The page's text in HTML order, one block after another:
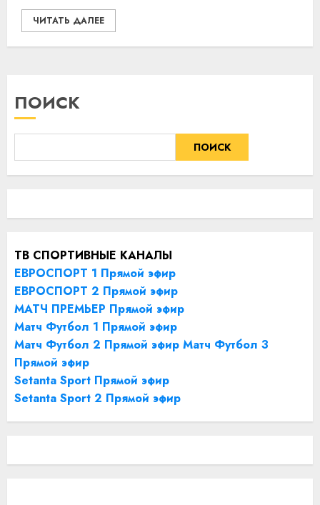
ЧИТАТЬ ДАЛЕЕ
ПОИСК
ПОИСК
ТВ СПОРТИВНЫЕ КАНАЛЫ
ЕВРОСПОРТ 1 Прямой эфир
ЕВРОСПОРТ 2 Прямой эфир
МАТЧ ПРЕМЬЕР Прямой эфир
Матч Футбол 1 Прямой эфир
Матч Футбол 2 Прямой эфир Матч Футбол 3
Прямой эфир
Setanta Sport Прямой эфир
Setanta Sport 2 Прямой эфир